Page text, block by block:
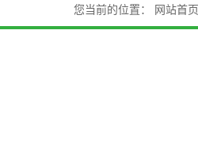
您当前的位置： 网站首页